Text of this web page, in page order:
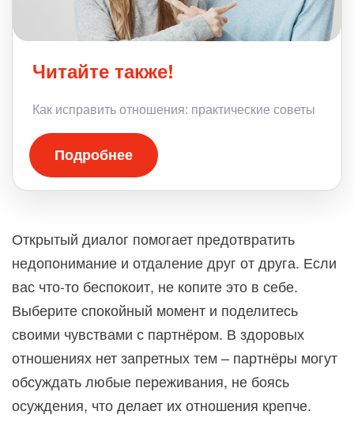
Читайте также!
Как исправить отношения: практические советы
Подробнее
Открытый диалог помогает предотвратить
недопонимание и отдаление друг от друга. Если
вас что-то беспокоит, не копите это в себе.
Выберите спокойный момент и поделитесь
своими чувствами с партнёром. В здоровых
отношениях нет запретных тем – партнёры могут
обсуждать любые переживания, не боясь
осуждения, что делает их отношения крепче.